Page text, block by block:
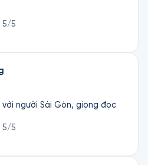
5/5
người Sài Gòn, giọng đọc
5/5